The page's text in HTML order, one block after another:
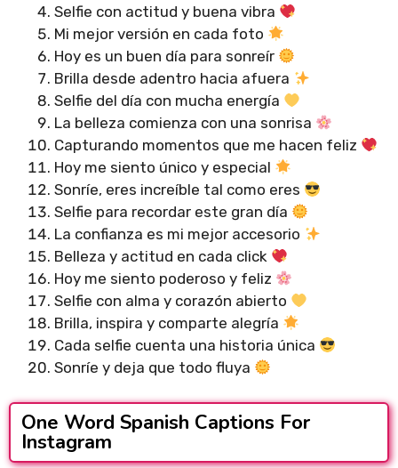
Selfie con actitud y buena vibra
Mi mejor versión en cada foto
Hoy es un buen día para sonreír
Brilla desde adentro hacia afuera
Selfie del día con mucha energía
La belleza comienza con una sonrisa
Capturando momentos que me hacen feliz
Hoy me siento único y especial
Sonríe, eres increíble tal como eres
Selfie para recordar este gran día
La confianza es mi mejor accesorio
Belleza y actitud en cada click
Hoy me siento poderoso y feliz
Selfie con alma y corazón abierto
Brilla, inspira y comparte alegría
Cada selfie cuenta una historia única
Sonríe y deja que todo fluya
One Word Spanish Captions For
Instagram